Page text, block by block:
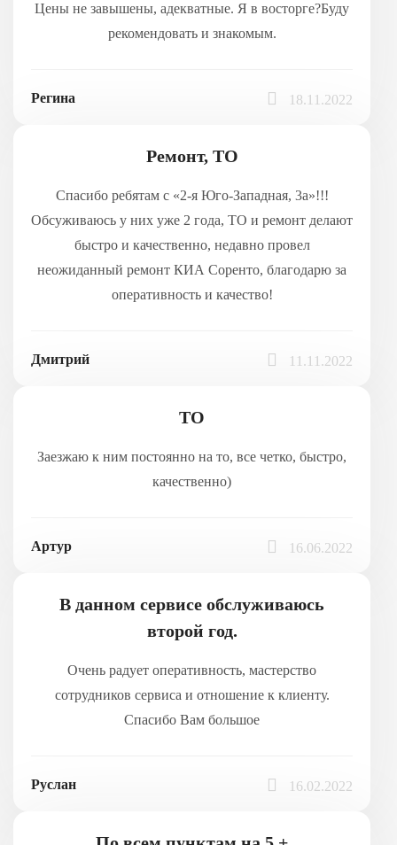
Цены не завышены, адекватные. Я в восторге?Буду
рекомендовать и знакомым.
Регина 18.11.2022
Ремонт, ТО
Спасибо ребятам с «2-я Юго-Западная, 3а»!!!
Обсуживаюсь у них уже 2 года, ТО и ремонт делают
быстро и качественно, недавно провел
неожиданный ремонт КИА Соренто, благодарю за
оперативность и качество!
Дмитрий 11.11.2022
ТО
Заезжаю к ним постоянно на то, все четко, быстро,
качественно)
Артур 16.06.2022
В данном сервисе обслуживаюсь
второй год.
Очень радует оперативность, мастерство
сотрудников сервиса и отношение к клиенту.
Спасибо Вам большое
Руслан 16.02.2022